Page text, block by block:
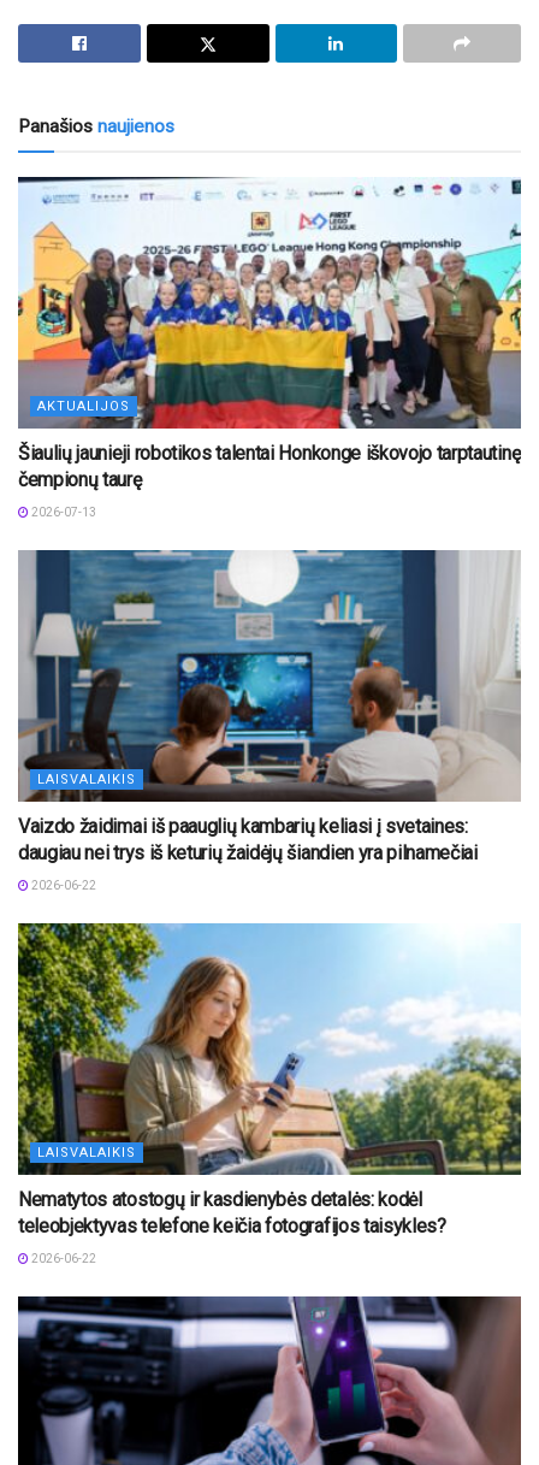
Panašios naujienos
AKTUALIJOS
Šiaulių jaunieji robotikos talentai Honkonge iškovojo tarptautinę
čempionų taurę
2026-07-13
LAISVALAIKIS
Vaizdo žaidimai iš paauglių kambarių keliasi į svetaines:
daugiau nei trys iš keturių žaidėjų šiandien yra pilnamečiai
2026-06-22
LAISVALAIKIS
Nematytos atostogų ir kasdienybės detalės: kodėl
teleobjektyvas telefone keičia fotografijos taisykles?
2026-06-22